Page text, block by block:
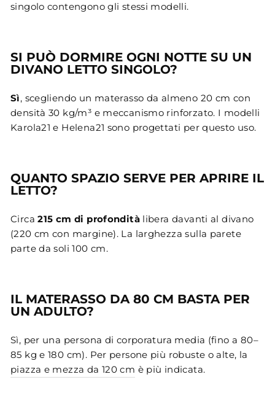
singolo contengono gli stessi modelli.
SI PUÒ DORMIRE OGNI NOTTE SU UN
DIVANO LETTO SINGOLO?
Sì, scegliendo un materasso da almeno 20 cm con
densità 30 kg/m³ e meccanismo rinforzato. I modelli
Karola21 e Helena21 sono progettati per questo uso.
QUANTO SPAZIO SERVE PER APRIRE IL
LETTO?
Circa215 cm di profonditàlibera davanti al divano
(220 cm con margine). La larghezza sulla parete
parte da soli 100 cm.
IL MATERASSO DA 80 CM BASTA PER
UN ADULTO?
Sì, per una persona di corporatura media (fino a 80–
85 kg e 180 cm). Per persone più robuste o alte, la
piazza e mezza da 120 cm è più indicata.